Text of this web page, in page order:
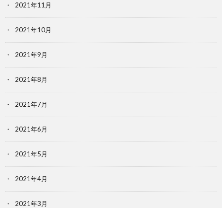
2021年11月
2021年10月
2021年9月
2021年8月
2021年7月
2021年6月
2021年5月
2021年4月
2021年3月